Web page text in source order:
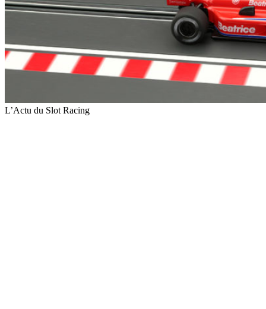
L’Actu du Slot Racing